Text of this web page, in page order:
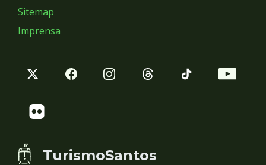
Sitemap
Imprensa
TurismoSantos